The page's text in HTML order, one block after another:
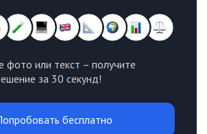
фото или текст – получите
за 30 секунд!
бесплатно